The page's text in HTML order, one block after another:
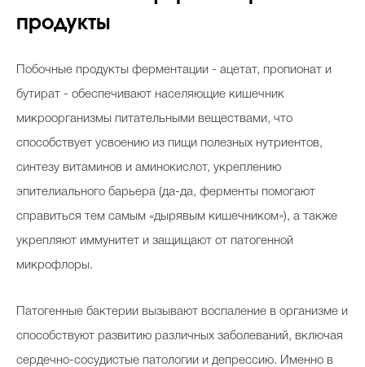
продукты
Побочные продукты ферментации - ацетат, пропионат и
бутират - обеспечивают населяющие кишечник
микроорганизмы питательными веществами, что
способствует усвоению из пищи полезных нутриентов,
синтезу витаминов и аминокислот, укреплению
эпителиального барьера (да-да, ферменты помогают
справиться тем самым «дырявым кишечником»), а также
укрепляют иммунитет и защищают от патогенной
микрофлоры.
Патогенные бактерии вызывают воспаление в организме и
способствуют развитию различных заболеваний, включая
сердечно-сосудистые патологии и депрессию. Именно в